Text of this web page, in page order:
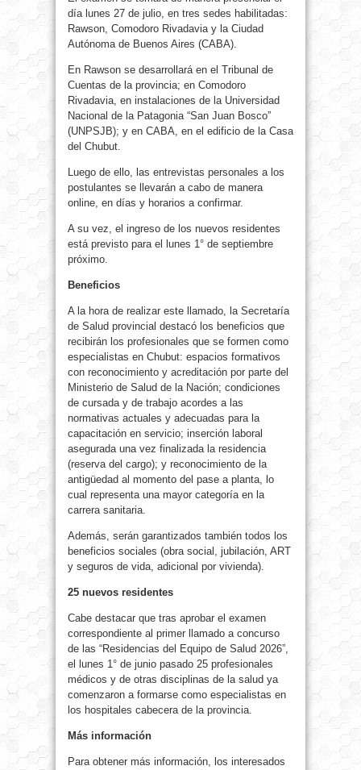
día lunes 27 de julio, en tres sedes habilitadas:
Rawson, Comodoro Rivadavia y la Ciudad
Autónoma de Buenos Aires (CABA).
En Rawson se desarrollará en el Tribunal de
Cuentas de la provincia; en Comodoro
Rivadavia, en instalaciones de la Universidad
Nacional de la Patagonia “San Juan Bosco”
(UNPSJB); y en CABA, en el edificio de la Casa
del Chubut.
Luego de ello, las entrevistas personales a los
postulantes se llevarán a cabo de manera
online, en días y horarios a confirmar.
A su vez, el ingreso de los nuevos residentes
está previsto para el lunes 1° de septiembre
próximo.
Beneficios
A la hora de realizar este llamado, la Secretaría
de Salud provincial destacó los beneficios que
recibirán los profesionales que se formen como
especialistas en Chubut: espacios formativos
con reconocimiento y acreditación por parte del
Ministerio de Salud de la Nación; condiciones
de cursada y de trabajo acordes a las
normativas actuales y adecuadas para la
capacitación en servicio; inserción laboral
asegurada una vez finalizada la residencia
(reserva del cargo); y reconocimiento de la
antigüedad al momento del pase a planta, lo
cual representa una mayor categoría en la
carrera sanitaria.
Además, serán garantizados también todos los
beneficios sociales (obra social, jubilación, ART
y seguros de vida, adicional por vivienda).
25 nuevos residentes
Cabe destacar que tras aprobar el examen
correspondiente al primer llamado a concurso
de las “Residencias del Equipo de Salud 2026”,
el lunes 1° de junio pasado 25 profesionales
médicos y de otras disciplinas de la salud ya
comenzaron a formarse como especialistas en
los hospitales cabecera de la provincia.
Más información
Para obtener más información, los interesados